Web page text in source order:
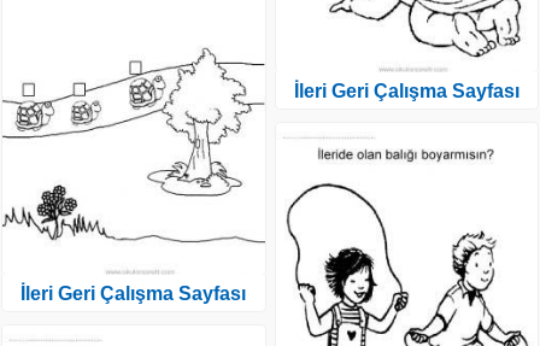
İleri Geri Çalışma Sayfası
İleri Geri Çalışma Sayfası